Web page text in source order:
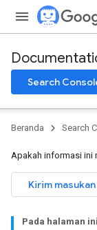
Search
Beranda Search
Apakah informasi ini
Kirim masukan
Pada halaman ini